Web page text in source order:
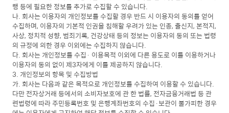
행 등에 필요한 정보를 추가로 수집할 수 있습니다.
나. 회사는 이용자의 개인정보를 수집할 경우 반드 시 이용자의 동의를 얻어
수집하며, 이용자의 기본적 인권을 침해할 우려가 있는 인종, 출신지, 본적지,
사상, 정치적 성향, 범죄기록, 건강상태 등의 정보는 이용자의 동의 또는 법령
의 규정에 의한 경우 이외에는 수집하지 않습니다.
다. 회사는 개인정보를 수집· 이용목적 이외에 다른 용도로 이를 이용하거나
이용자의 동의 없이 제3자에게 이를 제공하지 않습니다.
3. 개인정보의 항목 및 수집방법
가. 회사는 다음과 같은 목적으로 개인정보를 수집하여 이용할 수 있습니다.
다만 전자상거래 등에서의 소비자보호에 관 한 법률, 전자금융거래법 등 관
련법령에 따라 주민등록번호 및 은행계좌번호의 수집·보관이 불가피한 경우